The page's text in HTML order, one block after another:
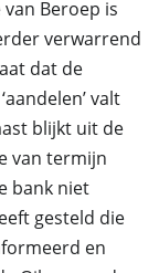
Beroep is
verwarrend
dat de
valt
blijkt uit de
van termijn
bank niet
gesteld die
en